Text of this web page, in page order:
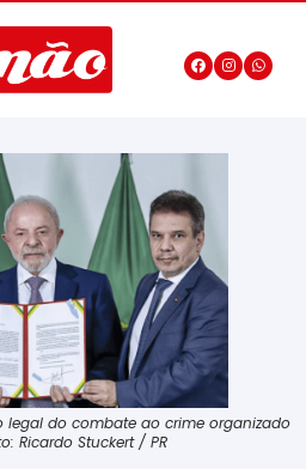
legal do combate ao crime organizado
Ricardo Stuckert / PR